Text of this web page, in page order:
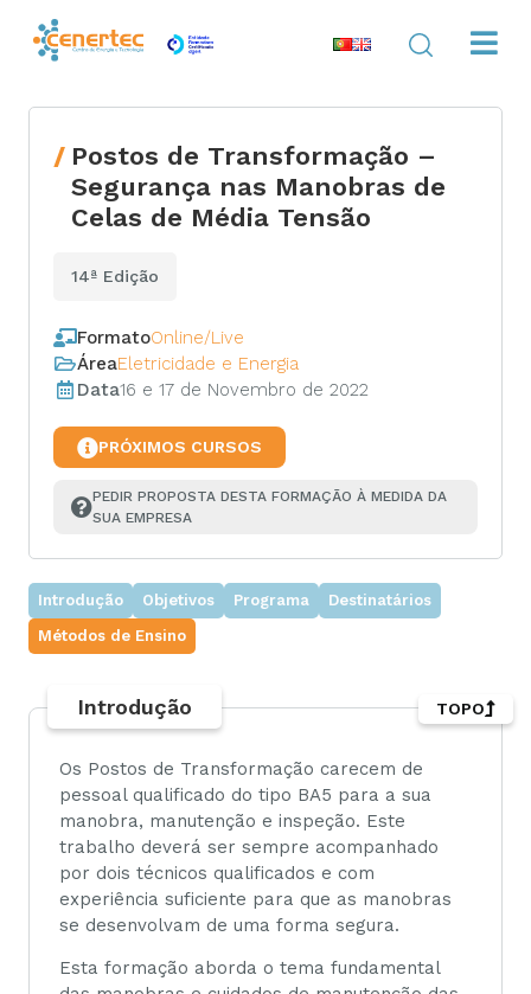
Postos de Transformação –
Segurança nas Manobras de
Celas de Média Tensão
14ª Edição
FormatoOnline/Live
ÁreaEletricidade e Energia
Data16 e 17 de Novembro de 2022
PRÓXIMOS CURSOS
PEDIR PROPOSTA DESTA FORMAÇÃO À MEDIDA DA
SUA EMPRESA
Introdução Objetivos Programa
Destinatários
Métodos de Ensino
Introdução
Os Postos de Transformação carecem de
pessoal qualificado do tipo BA5 para a sua
manobra, manutenção e inspeção. Este
trabalho deverá ser sempre acompanhado
por dois técnicos qualificados e com
experiência suficiente para que as manobras
se desenvolvam de uma forma segura.
Esta formação aborda o tema fundamental
TOPO